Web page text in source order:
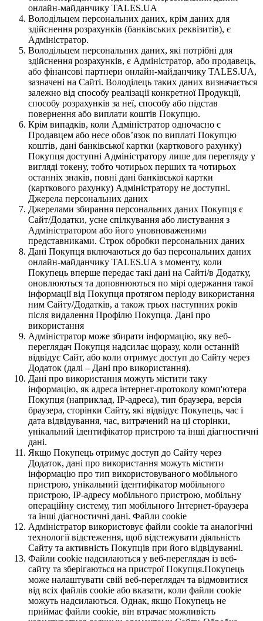
онлайн-майданчику TALES.UA
Володільцем персональних даних, крім даних для
здійснення розрахунків (банківських реквізитів), є
Адміністратор.
Володільцем персональних даних, які потрібні для
здійснення розрахунків, є Адміністратор, або продавець,
або фінансові партнери онлайн-майданчику TALES.UA,
зазначені на Сайті. Володілець таких даних визначається
залежно від способу реалізації конкретної Продукції,
способу розрахунків за неї, способу або підстав
повернення або виплати коштів Покупцю.
Крім випадків, коли Адміністратор одночасно є
Продавцем або несе обов’язок по виплаті Покупцю
коштів, дані банківської картки (карткового рахунку)
Покупця доступні Адміністратору лише для перегляду у
вигляді токену, тобто чотирьох перших та чотирьох
останніх знаків, повні дані банківської картки
(карткового рахунку) Адміністратору не доступні.
Джерела персональних даних
Джерелами збирання персональних даних Покупця є
Сайт/Додатки, усне спілкування або листування з
Адміністратором або його уповноваженими
представниками. Строк обробки персональних даних
Дані Покупця включаються до баз персональних даних
онлайн-майданчику TALES.UA з моменту, коли
Покупець вперше передає такі дані на Сайті/в Додатку,
оновлюються та доповнюються по мірі одержання такої
інформації від Покупця протягом періоду використання
ним Сайту/Додатків, а також трьох наступних років
після видалення Профілю Покупця. Дані про
використання
Адміністратор може збирати інформацію, яку веб-
переглядач Покупця надсилає щоразу, коли останній
відвідує Сайт, або коли отримує доступ до Сайту через
Додаток (далі – Дані про використання).
Дані про використання можуть містити таку
інформацію, як адреса інтернет-протоколу комп'ютера
Покупця (наприклад, IP-адреса), тип браузера, версія
браузера, сторінки Сайту, які відвідує Покупець, час і
дата відвідування, час, витрачений на ці сторінки,
унікальний ідентифікатор пристрою та інші діагностичні
дані.
Якщо Покупець отримує доступ до Сайту через
Додаток, дані про використання можуть містити
інформацію про тип використовуваного мобільного
пристрою, унікальний ідентифікатор мобільного
пристрою, IP-адресу мобільного пристрою, мобільну
операційну систему, тип мобільного Інтернет-браузера
та інші діагностичні дані. Файли cookie
Адміністратор використовує файли cookie та аналогічні
технології відстеження, щоб відстежувати діяльність
Сайту та активність Покупців при його відвідуванні.
Файли cookie надсилаються у веб-переглядач із веб-
сайту та зберігаються на пристрої Покупця.Покупець
може налаштувати свій веб-переглядач та відмовитися
від всіх файлів cookie або вказати, коли файли cookie
можуть надсилаються. Однак, якщо Покупець не
приймає файли cookie, він втрачає можливість